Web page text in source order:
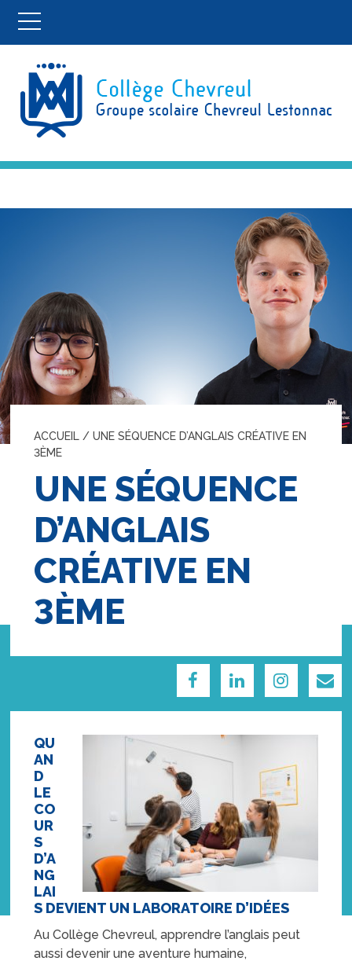
ACCUEIL /UNE SÉQUENCE D’ANGLAIS CRÉATIVE EN
3ÈME
UNE SÉQUENCE
D’ANGLAIS
CRÉATIVE EN
3ÈME
QU
AN
D
LE
CO
UR
S
D’A
NG
LAI
S DEVIENT UN LABORATOIRE D’IDÉES
Au Collège Chevreul, apprendre l’anglais peut
aussi devenir une aventure humaine,